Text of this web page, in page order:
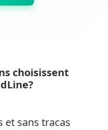
choisissent
et sans tracas